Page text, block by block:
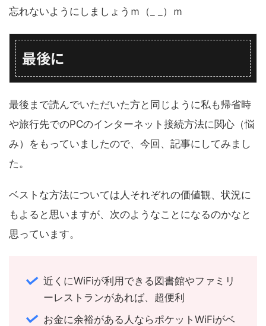
忘れないようにしましょうｍ（_ _）ｍ
最後に
最後まで読んでいただいた方と同じように私も帰省時
や旅行先でのPCのインターネット接続方法に関心（悩
み）をもっていましたので、今回、記事にしてみまし
た。
ベストな方法については人それぞれの価値観、状況に
もよると思いますが、次のようなことになるのかなと
思っています。
近くにWiFiが利用できる図書館やファミリ
ーレストランがあれば、超便利
お金に余裕がある人ならポケットWiFiがベ